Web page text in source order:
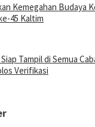
Kemegahan Budaya
45 Kaltim
Tampil di Semua
Verifikasi